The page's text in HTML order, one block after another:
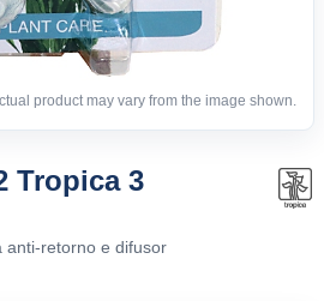
product may vary from the image shown.
Tropica 3
anti-retorno e difusor